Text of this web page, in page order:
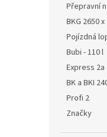
Přepravní
BKG 2650
Pojízdná
Bubi - 110 l
Express 2a
BK a BKI
Profi 2
Značky